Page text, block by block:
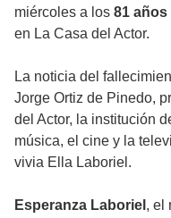
miércoles a los 81 años
en La Casa del Actor.
La noticia del
Jorge Ortiz de Pinedo,
del Actor, la institución
música, el cine y la
vivia Ella Laboriel.
Esperanza Laboriel , el